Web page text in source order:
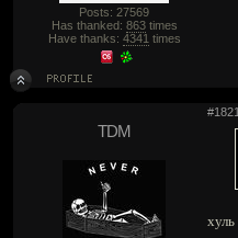
Posts: 27569
Has thanked: 863times
Have thanks: 4341 times
TDM